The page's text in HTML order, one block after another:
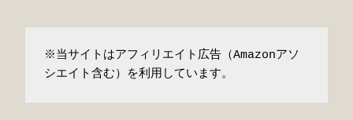
※当サイトはアフィリエイト広告（Amazonアソ
シエイト含む）を利用しています。